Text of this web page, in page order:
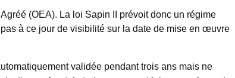
(OEA). La loi Sapin II prévoit donc un régime
à ce jour de visibilité sur la date de mise en œuvre
validée pendant trois ans mais ne